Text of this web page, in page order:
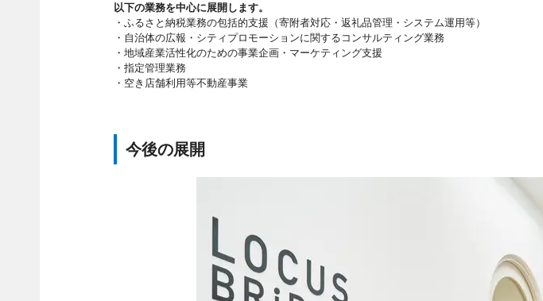
以下の業務を中心に展開します。
・ふるさと納税業務の包括的支援（寄附者対応・返礼品管理・システム運用等）
・自治体の広報・シティプロモーションに関するコンサルティング業務
・地域産業活性化のための事業企画・マーケティング支援
・指定管理業務
・空き店舗利用等不動産事業
今後の展開